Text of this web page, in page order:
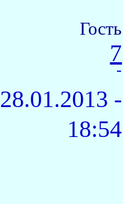
Гость
7
-
28.01.2013 -
18:54